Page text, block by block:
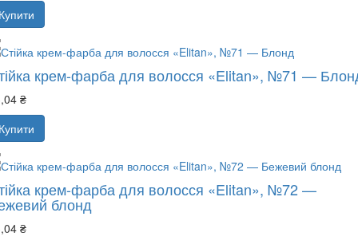
крем-фарба для волосся «Elitan», №71 —
₴
крем-фарба для волосся «Elitan», №72 —
блонд
₴